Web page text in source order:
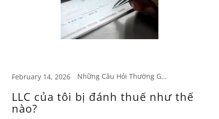
February 14, 2026 Những Câu Hỏi Thường Gặp
LLC của tôi bị đánh thuế như thế
nào?